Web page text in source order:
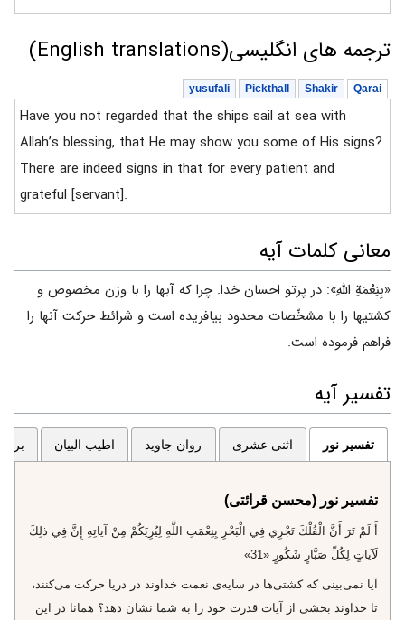
ترجمه های انگلیسی(English translations)
Qarai
Shakir
Pickthall
yusufali
Have you not regarded that the ships sail at sea with
Allah’s blessing, that He may show you some of His signs?
There are indeed signs in that for every patient and
grateful [servant].
معانی کلمات آیه
«بِنِعْمَةِ اللهِ»: در پرتو احسان خدا. چرا که آبها را با وزن مخصوص و
کشتیها را با مشخّصات محدود بیافریده است و شرائط حرکت آنها را
فراهم فرموده است.
تفسیر آیه
تفسیر نور اثنی عشری روان جاوید اطیب البیان
تفسیر نور (محسن قرائتی)
أَ لَمْ تَرَ أَنَّ الْفُلْكَ تَجْرِي فِي الْبَحْرِ بِنِعْمَتِ اللَّهِ لِيُرِيَكُمْ مِنْ آياتِهِ إِنَّ فِي ذلِكَ
لَآياتٍ لِكُلِّ صَبَّارٍ شَكُورٍ «31»
آيا نمى‌بينى كه كشتى‌ها در سايه‌ى نعمت خداوند در دريا حركت مى‌كنند،
تا خداوند بخشى از آيات قدرت خود را به شما نشان دهد؟ همانا در اين